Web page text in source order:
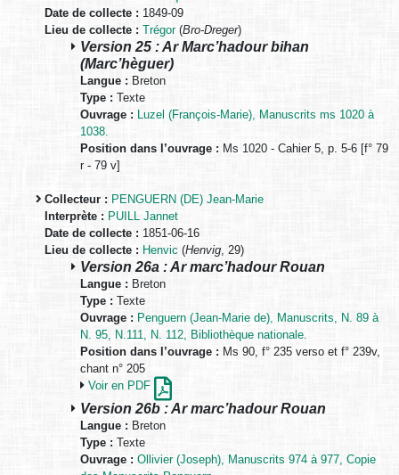
Date de collecte : 1849-09
Lieu de collecte : Trégor(Bro-Dreger)
Version 25 : Ar Marc’hadour bihan
(Marc’hèguer)
Langue : Breton
Type : Texte
Ouvrage : Luzel (François-Marie), Manuscrits ms 1020 à
1038.
Position dans l’ouvrage : Ms 1020 - Cahier 5, p. 5-6 [f° 79
r - 79 v]
Collecteur : PENGUERN (DE) Jean-Marie
Interprète : PUILL Jannet
Date de collecte : 1851-06-16
Lieu de collecte : Henvic (Henvig , 29)
Version 26a : Ar marc’hadour Rouan
Langue : Breton
Type : Texte
Ouvrage : Penguern (Jean-Marie de), Manuscrits, N. 89 à
N. 95, N.111, N. 112, Bibliothèque nationale.
Position dans l’ouvrage : Ms 90, f° 235 verso et f° 239v,
chant n° 205
Voir en PDF
Version 26b : Ar marc’hadour Rouan
Langue : Breton
Type : Texte
Ouvrage : Ollivier (Joseph), Manuscrits 974 à 977, Copie